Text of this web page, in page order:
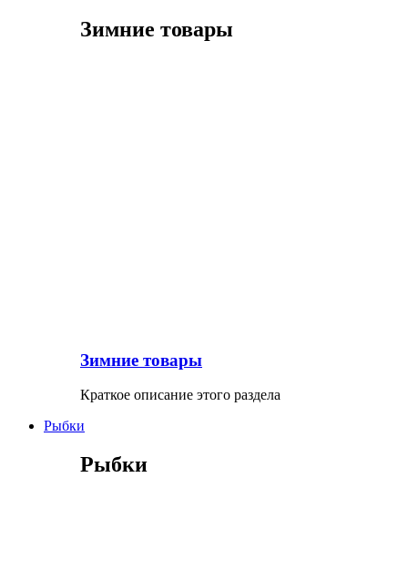
Зимние товары
Зимние товары
Краткое описание этого раздела
Рыбки
Рыбки